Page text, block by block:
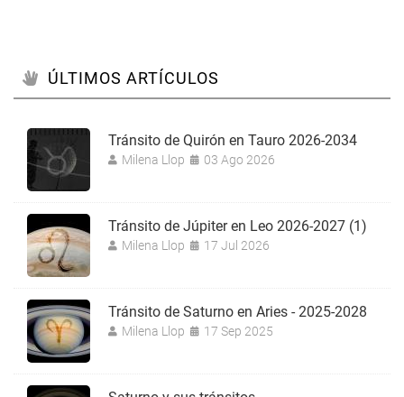
ÚLTIMOS ARTÍCULOS
Tránsito de Quirón en Tauro 2026-2034
Milena Llop 03 Ago 2026
Tránsito de Júpiter en Leo 2026-2027 (1)
Milena Llop 17 Jul 2026
Tránsito de Saturno en Aries - 2025-2028
Milena Llop 17 Sep 2025